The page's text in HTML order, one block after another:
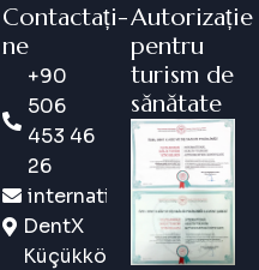
Contactați-
ne
+90
506
453 46
26
DentX
Küçükköy
Autorizație
pentru
turism de
sănătate